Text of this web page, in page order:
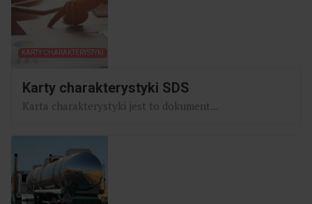
KARTY CHARAKTERYSTYKI
Karty charakterystyki SDS
Karta charakterystyki jest to dokument...